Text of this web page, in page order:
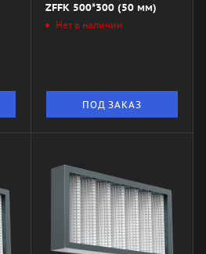
ZFFK 500*300 (50 мм)
Нет в наличии
ПОД ЗАКАЗ